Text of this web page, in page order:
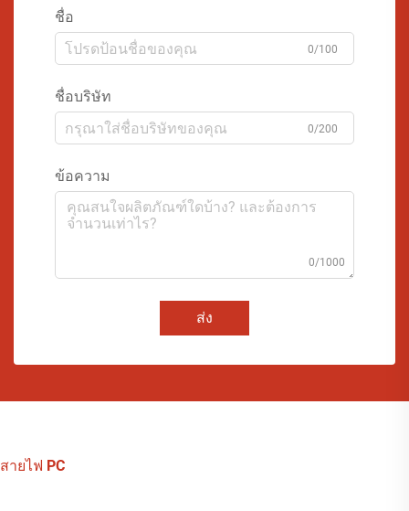
ชื่อ
0/100
ชื่อบริษัท
0/200
ข้อความ
0/1000
ส่ง
สายไฟ PC